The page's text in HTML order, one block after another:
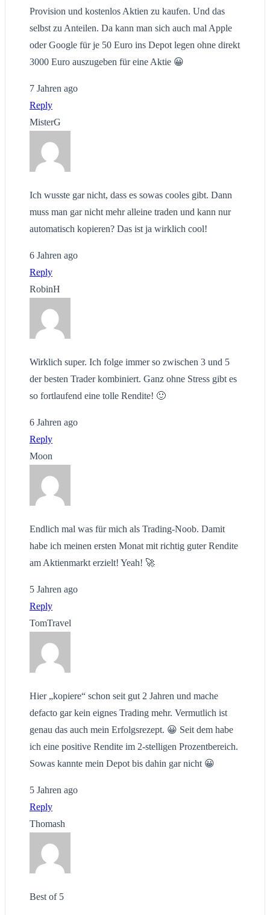
Provision und kostenlos Aktien zu kaufen. Und das
selbst zu Anteilen. Da kann man sich auch mal Apple
oder Google für je 50 Euro ins Depot legen ohne direkt
3000 Euro auszugeben für eine Aktie 😀
7 Jahren ago
Reply
MisterG
Ich wusste gar nicht, dass es sowas cooles gibt. Dann
muss man gar nicht mehr alleine traden und kann nur
automatisch kopieren? Das ist ja wirklich cool!
6 Jahren ago
Reply
RobinH
Wirklich super. Ich folge immer so zwischen 3 und 5
der besten Trader kombiniert. Ganz ohne Stress gibt es
so fortlaufend eine tolle Rendite! 🙂
6 Jahren ago
Reply
Moon
Endlich mal was für mich als Trading-Noob. Damit
habe ich meinen ersten Monat mit richtig guter Rendite
am Aktienmarkt erzielt! Yeah! 🚀
5 Jahren ago
Reply
TomTravel
Hier „kopiere“ schon seit gut 2 Jahren und mache
defacto gar kein eignes Trading mehr. Vermutlich ist
genau das auch mein Erfolgsrezept. 😀 Seit dem habe
ich eine positive Rendite im 2-stelligen Prozentbereich.
Sowas kannte mein Depot bis dahin gar nicht 😀
5 Jahren ago
Reply
Thomash
Best of 5